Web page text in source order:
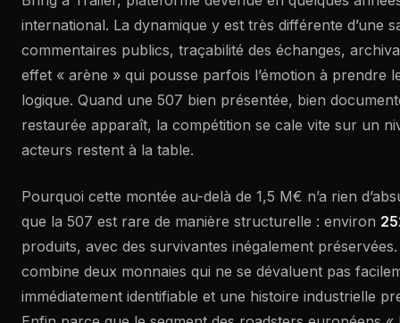
international. La dynamique y est très différente d’une
commentaires publics, traçabilité des échanges,
effet « arène » qui pousse parfois l’émotion à prendre
logique. Quand une 507 bien présentée, bien
restaurée apparaît, la compétition se cale vite sur un
acteurs restent à la table.
Pourquoi cette montée au-delà de 1,5 M€ n’a rien
que la 507 est rare de manière structurelle : environ
produits, avec des survivantes inégalement préservées.
combine deux monnaies qui ne se dévaluent pas
immédiatement identifiable et une histoire industrielle